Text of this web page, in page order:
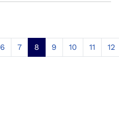
6 7 8 9 10 11 12